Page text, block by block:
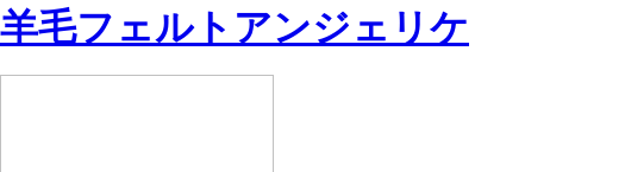
羊毛フェルトアンジェリケ